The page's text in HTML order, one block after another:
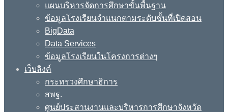
แผนบริหารจัดการศึกษาขั้นพื้นฐาน
ข้อมูลโรงเรียนจำแนกตามระดับชั้นที่เปิดสอน
BigData
Data Services
ข้อมูลโรงเรียนในโครงการต่างๆ
เว็บลิงค์
กระทรวงศึกษาธิการ
สพฐ.
ศูนย์ประสานงานและบริหารการศึกษาจังหวัด